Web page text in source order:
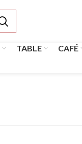
TABLE CAFÉ